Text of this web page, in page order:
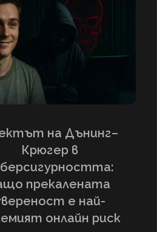
на Дънинг–
Крюгер в
прекалената
е най-
онлайн риск